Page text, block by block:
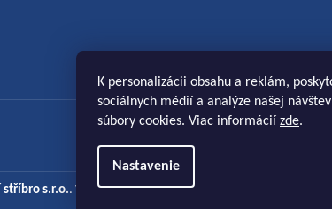
K personalizácii obsahu a reklám,
sociálnych médií a analýze našej
súbory cookies. Viac informácií zde.
Nastavenie
stříbro s.r.o.. Všetky práva vyhradené.